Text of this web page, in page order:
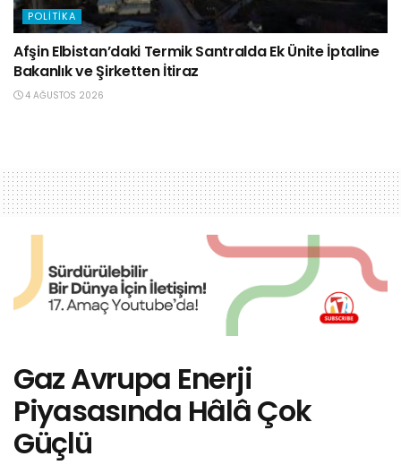
POLITIKA
Afşin Elbistan’daki Termik Santralda Ek Ünite İptaline
Bakanlık ve Şirketten İtiraz
4 AĞUSTOS 2026
Gaz Avrupa Enerji
Piyasasında Hâlâ Çok
Güçlü